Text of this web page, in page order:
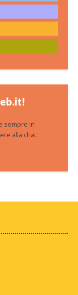
sempre in
alla chat,